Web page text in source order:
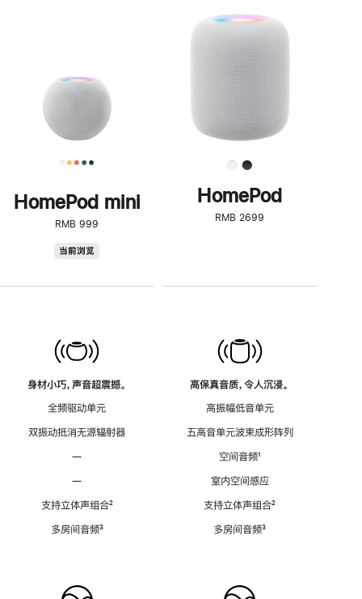
HomePod mini
RMB 999
当前浏览
身材小巧，声音超震撼。
全频驱动单元
双振动抵消无源辐射器
—
—
支持立体声组合脚
²
多房间音频脚
³
步
了
解
HomePod<
HomePod
RMB 2699
高保真音质，令人沉浸。
高振幅低音单元
五高音单元波束成形阵列
空间音频脚
¹
室内空间感应
支持立体声组合脚
²
多房间音频脚
³